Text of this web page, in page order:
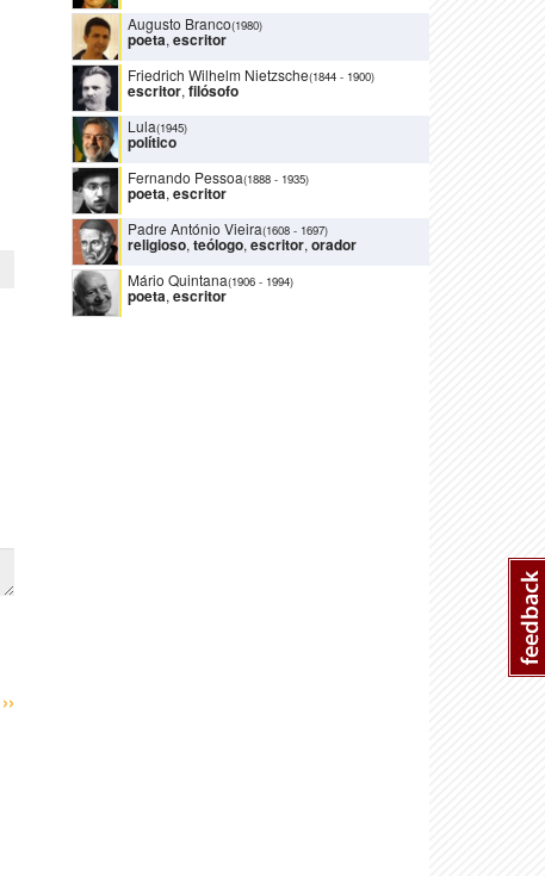
››
Augusto Branco(1980)
poeta, escritor
Friedrich Wilhelm Nietzsche(1844 - 1900)
escritor, filósofo
Lula(1945)
político
Fernando Pessoa(1888 - 1935)
poeta, escritor
Padre António Vieira(1608 - 1697)
religioso, teólogo, escritor, orador
Mário Quintana(1906 - 1994)
poeta, escritor